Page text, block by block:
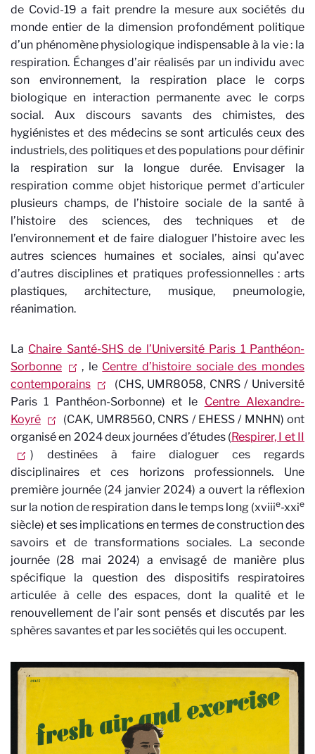
de Covid-19 a fait prendre la mesure aux sociétés du
monde entier de la dimension profondément politique
d’un phénomène physiologique indispensable à la vie : la
respiration. Échanges d’air réalisés par un individu avec
son environnement, la respiration place le corps
biologique en interaction permanente avec le corps
social. Aux discours savants des chimistes, des
hygiénistes et des médecins se sont articulés ceux des
industriels, des politiques et des populations pour définir
la respiration sur la longue durée. Envisager la
respiration comme objet historique permet d’articuler
plusieurs champs, de l’histoire sociale de la santé à
l’histoire des sciences, des techniques et de
l’environnement et de faire dialoguer l’histoire avec les
autres sciences humaines et sociales, ainsi qu’avec
d’autres disciplines et pratiques professionnelles : arts
plastiques, architecture, musique, pneumologie,
réanimation.
La Chaire Santé-SHS de l’Université Paris 1 Panthéon-
Sorbonne
, le Centre d’histoire sociale des mondes
contemporains
(CHS, UMR8058, CNRS / Université
Paris 1 Panthéon-Sorbonne) et le Centre Alexandre-
Koyré
(CAK, UMR8560, CNRS / EHESS / MNHN) ont
organisé en 2024 deux journées d’études (Respirer, I et II
) destinées à faire dialoguer ces regards
disciplinaires et ces horizons professionnels. Une
première journée (24 janvier 2024) a ouvert la réflexion
sur la notion de respiration dans le temps long (xviiie-xxie
siècle) et ses implications en termes de construction des
savoirs et de transformations sociales. La seconde
journée (28 mai 2024) a envisagé de manière plus
spécifique la question des dispositifs respiratoires
articulée à celle des espaces, dont la qualité et le
renouvellement de l’air sont pensés et discutés par les
sphères savantes et par les sociétés qui les occupent.